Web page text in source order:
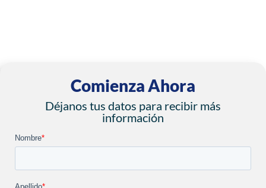
Comienza Ahora
Déjanos tus datos para recibir más
información